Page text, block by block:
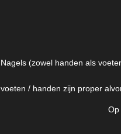
Nagels (zowel handen als
voeten / handen zijn proper
Op